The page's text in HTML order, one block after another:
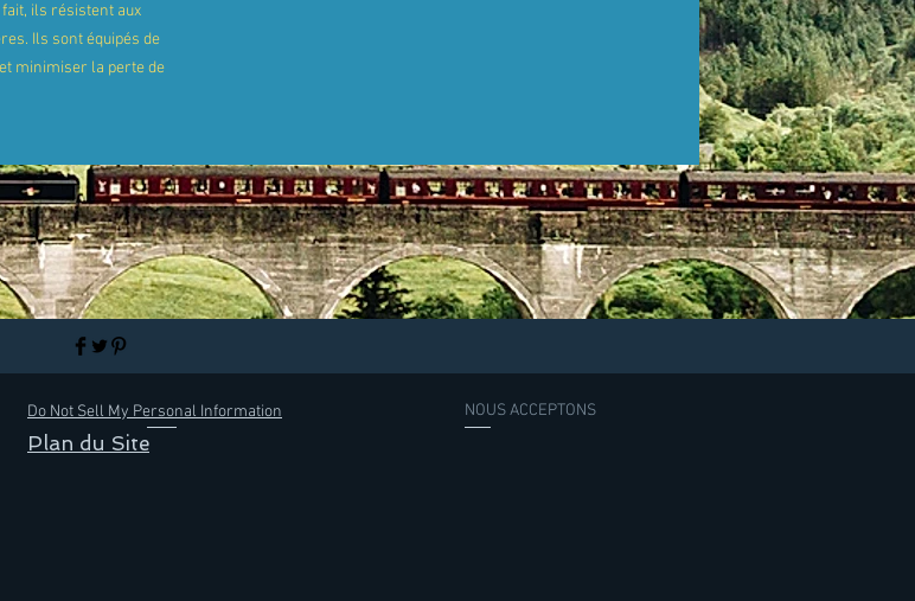
fait, ils résistent aux
Ils sont équipés de
minimiser la perte de
NOUS ACCEPTONS
Plan du Site
Do Not Sell My Personal Information